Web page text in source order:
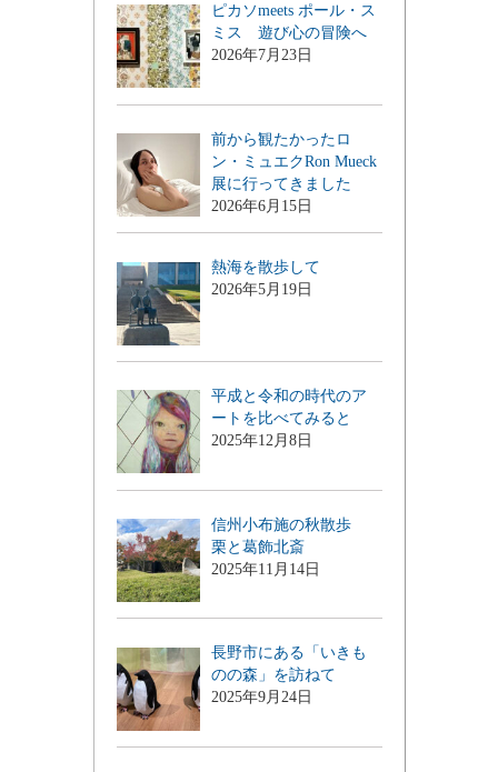
ピカソmeets ポール・ス
ミス 遊び心の冒険へ
2026年7月23日
前から観たかったロ
ン・ミュエクRon Mueck
展に行ってきました
2026年6月15日
熱海を散歩して
2026年5月19日
平成と令和の時代のア
ートを比べてみると
2025年12月8日
信州小布施の秋散歩
栗と葛飾北斎
2025年11月14日
長野市にある「いきも
のの森」を訪ねて
2025年9月24日